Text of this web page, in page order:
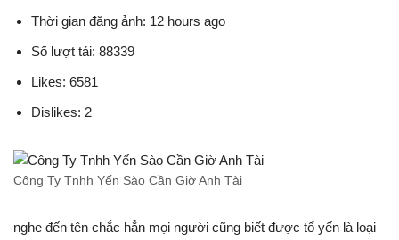
Thời gian đăng ảnh: 12 hours ago
Số lượt tải: 88339
Likes: 6581
Dislikes: 2
Công Ty Tnhh Yến Sào Cần Giờ Anh Tài
nghe đến tên chắc hẳn mọi người cũng biết được tổ yến là loại